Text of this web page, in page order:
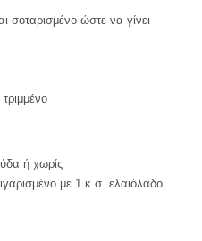
σοταρισμένο ώστε να γίνει
ή χωρίς
με 1 κ.σ. ελαιόλαδο